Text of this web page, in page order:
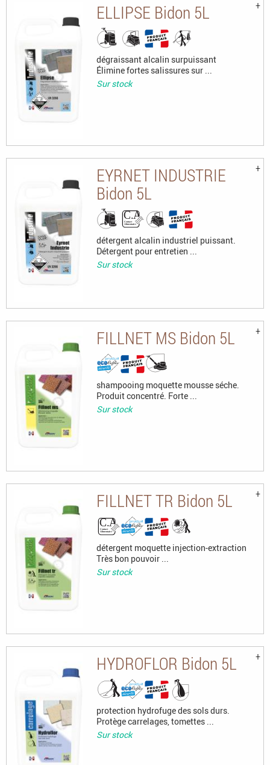
ELLIPSE Bidon 5L
dégraissant alcalin surpuissant
Élimine fortes salissures sur ...
Sur stock
EYRNET INDUSTRIE
Bidon 5L
détergent alcalin industriel puissant.
Détergent pour entretien ...
Sur stock
FILLNET MS Bidon 5L
shampooing moquette mousse séche.
Produit concentré. Forte ...
Sur stock
FILLNET TR Bidon 5L
détergent moquette injection-extraction
Très bon pouvoir ...
Sur stock
HYDROFLOR Bidon 5L
protection hydrofuge des sols durs.
Protège carrelages, tomettes ...
Sur stock